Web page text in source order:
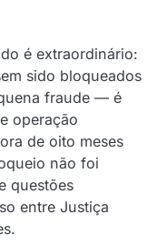
é extraordinário:
sido bloqueados
fraude — é
operação
de oito meses
não foi
questões
entre Justiça